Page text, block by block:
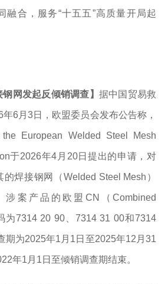
融合，服务“十五五”高质量开局起
网发起反倾销调查】 据中国贸易救
6月3日，欧盟委员会发布公告称，
European Welded Steel Mesh
于2026年4月20日提出的申请，对
焊接钢网（Welded Steel Mesh）
案产品的欧盟CN（Combined
为7314 20 90、7314 31 00和7314
期为2025年1月1日至2025年12月31
年1月1日至倾销调查期结束。